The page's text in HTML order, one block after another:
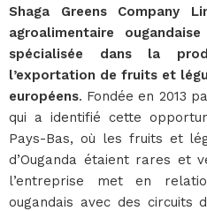
Shaga Greens Company
agroalimentaire
spécialisée dans la
l’exportation de fruits et
européens. Fondée en 2013
qui a identifié cette
Pays-Bas, où les fruits et
d’Ouganda étaient rares et
l’entreprise met en
ougandais avec des circuits